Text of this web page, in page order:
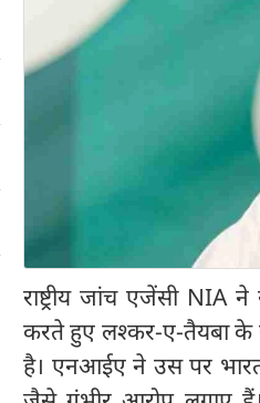
राष्ट्रीय जांच एजेंसी NIA
करते हुए लश्कर-ए-तैयबा के
है। एनआईए ने उस पर